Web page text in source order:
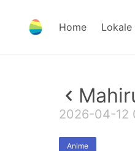
Home
2026-04-12
Anime